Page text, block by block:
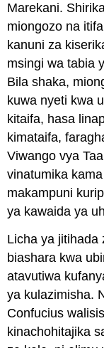
Marekani.
miongozo na
kanuni za
msingi wa tabia
Bila shaka,
kuwa nyeti kwa
kitaifa, hasa
kimataifa,
Viwango vya
vinatumika
makampuni
ya kawaida ya
Licha ya jitihada
biashara kwa
atavutiwa
ya kulazimisha.
Confucius
kinachohitajika